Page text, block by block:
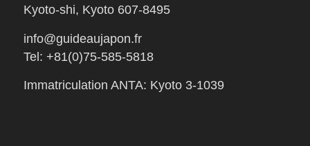
Kyoto-shi, Kyoto 607-8495
info@guideaujapon.fr
Tel: +81(0)75-585-5818
Immatriculation ANTA: Kyoto 3-1039